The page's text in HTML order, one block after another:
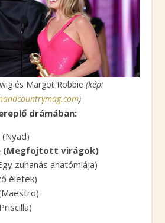
és Margot Robbie (kép:
)
drámában:
(Megfojtott virágok)
zuhanás anatómiája)
életek)